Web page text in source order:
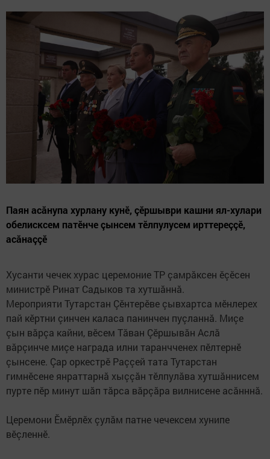
Паян асăнупа хурлану кунӗ, çӗршыври кашни ял-хулари
обелисксем патӗнче çынсем тӗлпулусем ирттереççӗ,
асăнаççӗ
Хусанти чечек хурас церемоние ТР çамрăксен ӗçӗсен
министрӗ Ринат Садыков та хутшăннă.
Мероприяти Тутарстан Çӗнтерӗве çывхартса мӗнлерех
пай кӗртни çинчен каласа панинчен пуçланнă. Миçе
çын вăрçа кайни, вӗсем Тăван Çӗршывăн Аслă
вăрçинче миçе награда илни таранчченех пӗлтернӗ
çынсене. Çар оркестрӗ Раççей тата Тутарстан
гимнӗсене янраттарнă хыççăн тӗлпулăва хутшăннисем
пурте пӗр минут шăп тăрса вăрçăра вилнисене асăнннă.
Церемони Ӗмӗрлӗх çулăм патне чечексем хунипе
вӗçленнӗ.